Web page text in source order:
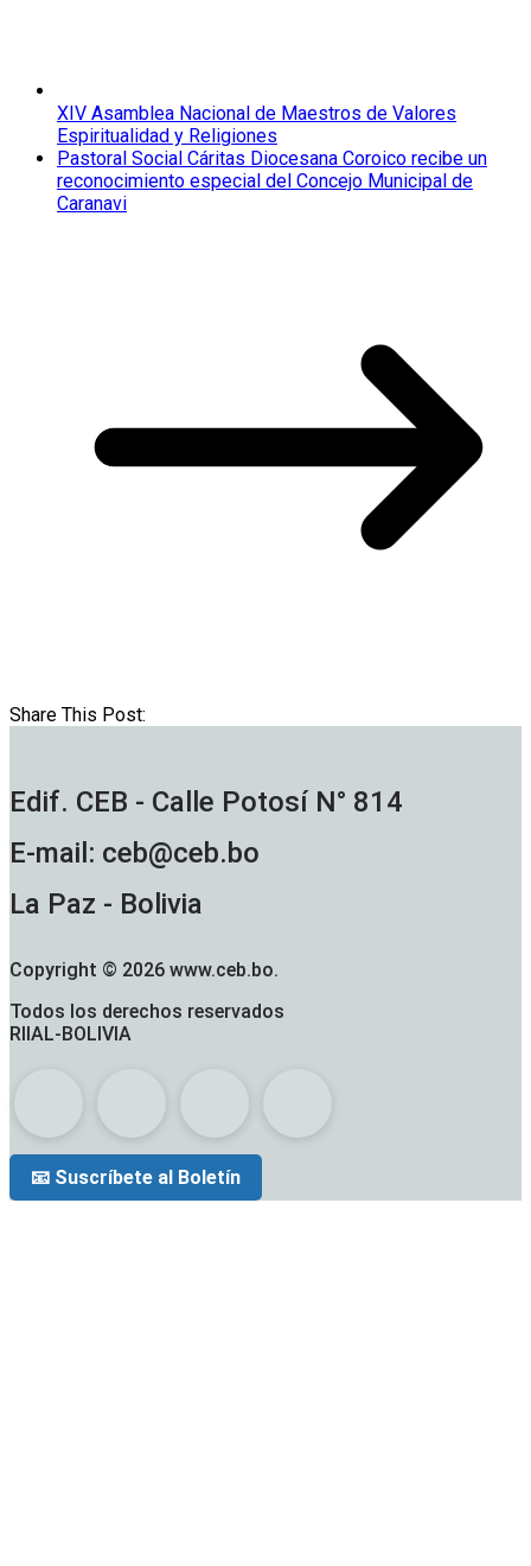
XIV Asamblea Nacional de Maestros de Valores
Espiritualidad y Religiones
Pastoral Social Cáritas Diocesana Coroico recibe un
reconocimiento especial del Concejo Municipal de
Caranavi
Share This Post:
Edif. CEB - Calle Potosí N° 814
E-mail: ceb@ceb.bo
La Paz - Bolivia
Copyright © 2026 www.ceb.bo.
Todos los derechos reservados
RIIAL-BOLIVIA
📧 Suscríbete al Boletín